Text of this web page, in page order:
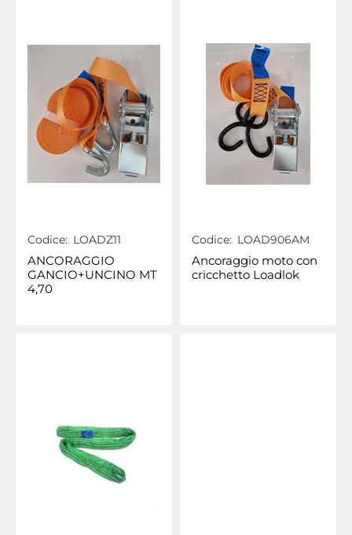
Codice: LOADZ11
ANCORAGGIO
GANCIO+UNCINO MT
4,70
Codice: LOAD906AM
Ancoraggio moto con
cricchetto Loadlok